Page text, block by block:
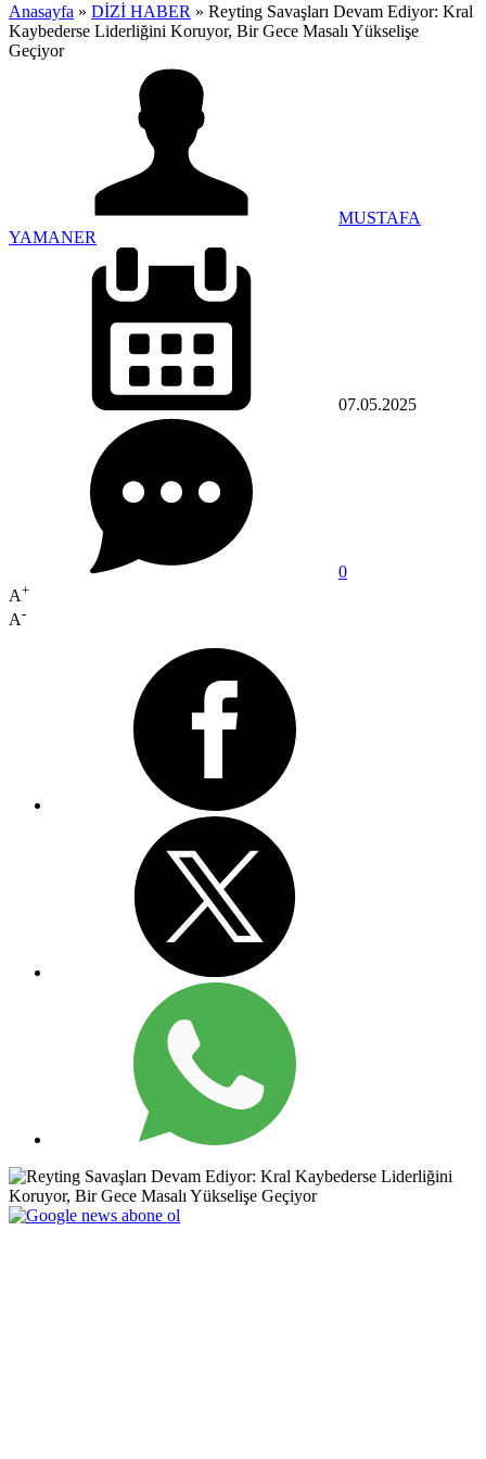
Anasayfa » DİZİ HABER » Reyting Savaşları Devam Ediyor: Kral
Kaybederse Liderliğini Koruyor, Bir Gece Masalı Yükselişe
Geçiyor
MUSTAFA
YAMANER
07.05.2025
0
A+
A-